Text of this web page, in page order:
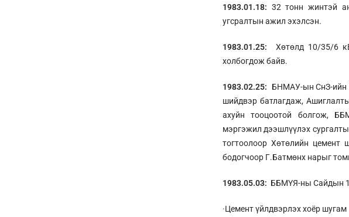
1983.01.18: 32 тонн жинтэй
угсралтын ажил эхэлсэн.
1983.01.25:
Хөтөлд 10/35/6
холбогдож байв.
1983.02.25: БНМАУ-ын СнЗ-ийн
шийдвэр батлагдаж,
ахуйн тооцоотой болгож,
мэргэжил дээшлүүлэх
тогтоолоор Хөтөлийн цемент
бодогчоор Г.Батмөнх нарыг
1983.05.03: ББМҮЯ-ны Сайдын
·Цемент үйлдвэрлэх хоёр шугам